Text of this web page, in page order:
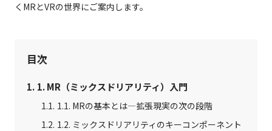
くMRとVRの世界にご案内します。
目次
1. MR（ミックスドリアリティ）入門
1.1. MRの基本とは—拡張現実の次の段階
1.2. ミックスドリアリティのキーコンポーネント